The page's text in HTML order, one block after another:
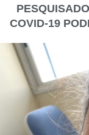
COVID-19